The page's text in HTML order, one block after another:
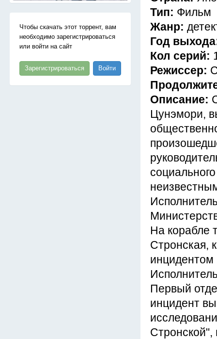
Чтобы скачать этот торрент, вам
необходимо зарегистрироваться
или войти на сайт
Зарегистрироваться Войти
Тип: Фильм
Жанр:
Год
Кол серий:
Режиссер:
Описание:
Цунэмори,
На корабле
Стронская,
инцидентом
Первый
инцидент
Стронской",